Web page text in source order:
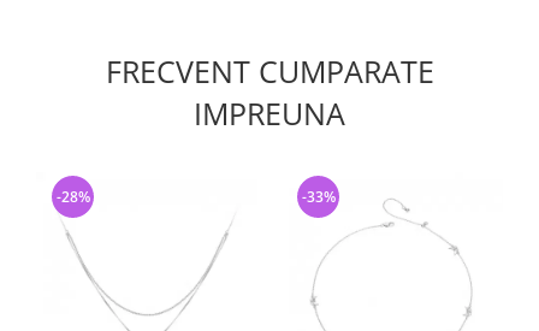
FRECVENT CUMPARATE
IMPREUNA
-28% -33%